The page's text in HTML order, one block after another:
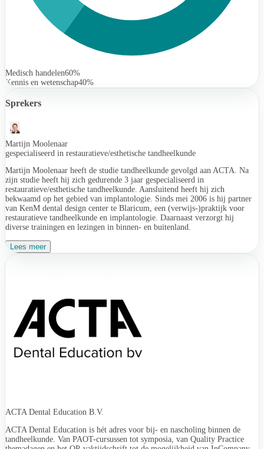
Medisch handelen60%
Kennis en wetenschap40%
Sprekers
Martijn Moolenaar
gespecialiseerd in restauratieve/esthetische tandheelkunde
Martijn Moolenaar heeft de studie tandheelkunde gevolgd aan ACTA. Na
zijn studie heeft hij zich gedurende 3 jaar gespecialiseerd in
restauratieve/esthetische tandheelkunde. Aansluitend heeft hij zich
bekwaamd op het gebied van implantologie. Sinds mei 2006 is hij partner
van KenM dental design center te Blaricum, een (verwijs-)praktijk voor
restauratieve tandheelkunde en implantologie. Daarnaast verzorgt hij
diverse trainingen en lezingen in binnen- en buitenland.
Lees meer
ACTA Dental Education B.V.
ACTA Dental Education is hét adres voor bij- en nascholing binnen de
tandheelkunde. Van PAOT-cursussen tot symposia, van Quality Practice